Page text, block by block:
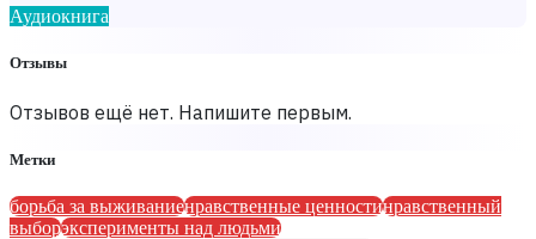
Аудиокнига
Отзывы
Отзывов ещё нет. Напишите первым.
Метки
борьба за выживаниенравственные ценностинравственный
выборэксперименты над людьми